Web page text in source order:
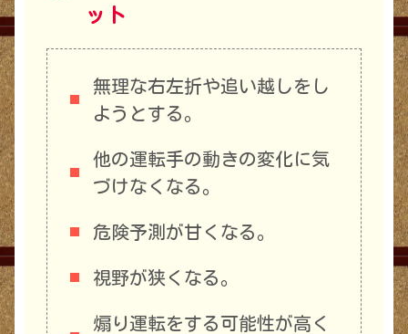
ット
無理な右左折や追い越しをし
ようとする。
他の運転手の動きの変化に気
づけなくなる。
危険予測が甘くなる。
視野が狭くなる。
煽り運転をする可能性が高く